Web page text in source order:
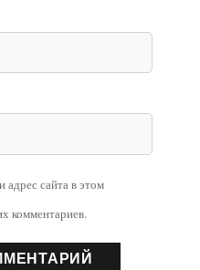
сайта в этом
комментариев.